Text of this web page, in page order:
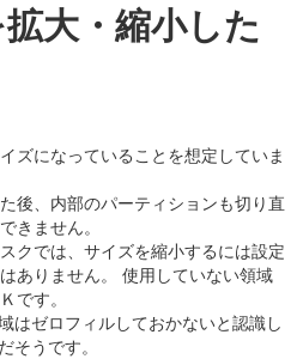
大・縮小した
ズになっていることを想定していま
後、内部のパーティションも切り直
きません。
クでは、サイズを縮小するには設定
ありません。 使用していない領域
です。
はゼロフィルしておかないと認識し
そうです。